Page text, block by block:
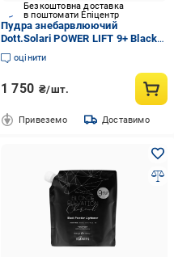
Безкоштовна доставка
в поштомати Епіцентр
Пудра знебарвлюючий
Dott.Solari POWER LIFT 9+ Black
Diamond 500 г
оцінити
1 750 ₴/шт.
Привеземо Доставимо